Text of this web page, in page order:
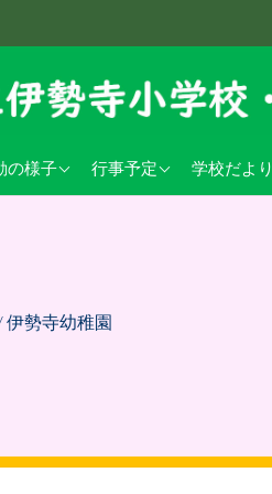
の様子
校
行事予定
小学校行事予定学校だより
伊勢寺幼稚園